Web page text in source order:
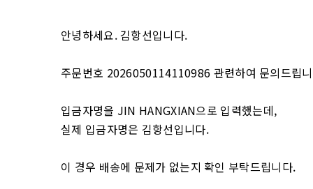
안녕하세요. 김항선입니다.
주문번호 2026050114110986 관련하여 문의드립
입금자명을 JIN HANGXIAN으로 입력했는데,
실제 입금자명은 김항선입니다.
이 경우 배송에 문제가 없는지 확인 부탁드립니다.